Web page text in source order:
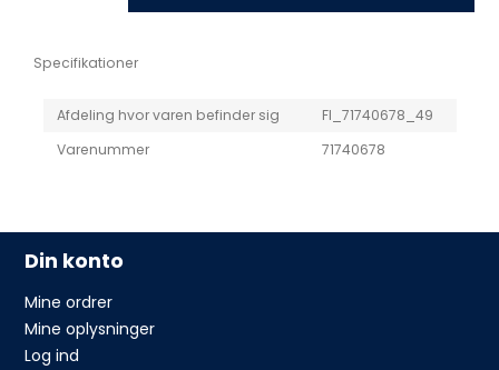
Specifikationer
Afdeling hvor varen befinder sig
FI_71740678_49
Varenummer
71740678
Din konto
Mine ordrer
Mine oplysninger
Log ind